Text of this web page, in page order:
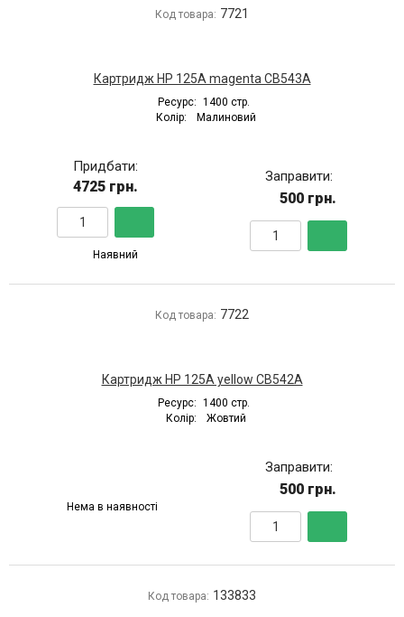
Код товара: 7721
Картридж HP 125A magenta CB543A
Ресурс: 1400 стр.
Колір:
Малиновий
Придбати:
4725 грн.
Наявний
Заправити:
500 грн.
Код товара: 7722
Картридж HP 125A yellow CB542A
Ресурс: 1400 стр.
Колір:
Жовтий
Нема в наявності
Заправити:
500 грн.
Код товара: 133833